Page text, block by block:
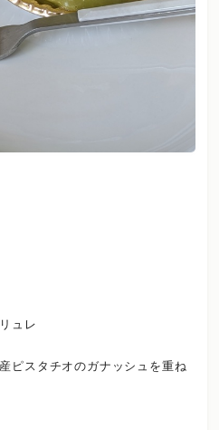
ュレ
ピスタチオのガナッシュを重ね